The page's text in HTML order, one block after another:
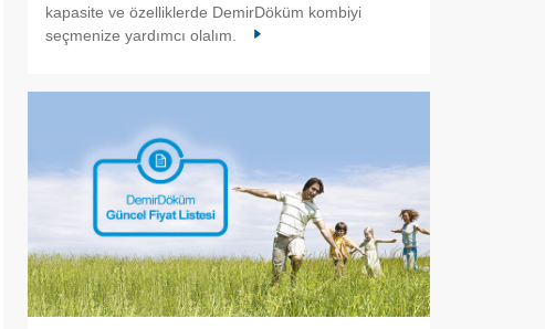
kapasite ve özelliklerde DemirDöküm kombiyi
seçmenize yardımcı olalım.